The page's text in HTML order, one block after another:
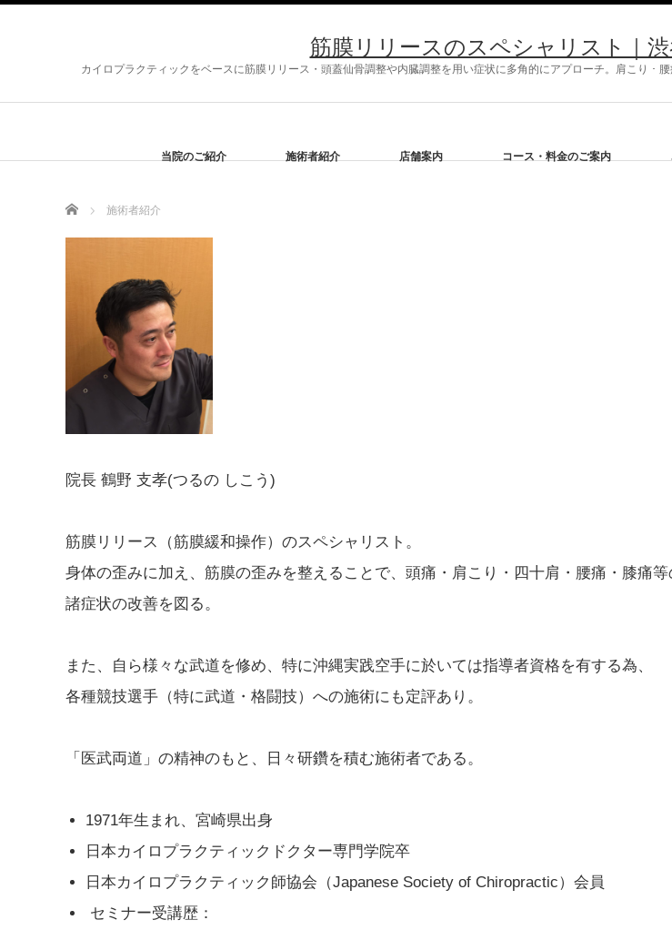
筋膜リリースのスペシャリスト｜
カイロプラクティックをベースに筋膜リリース・頭蓋仙骨調整や内臓調整を用い症状に多角的にアプローチ。肩こり ･
当院のご紹介 施術者紹介 店舗案内 コース・料金のご案内
Home 施術者紹介
院長 鶴野 支孝(つるの しこう)
筋膜リリース（筋膜緩和操作）のスペシャリスト。
身体の歪みに加え、筋膜の歪みを整えることで、頭痛・肩こり・四十肩・腰痛・膝痛等
諸症状の改善を図る。
また、自ら様々な武道を修め、特に沖縄実践空手に於いては指導者資格を有する為、
各種競技選手（特に武道・格闘技）への施術にも定評あり。
「医武両道」の精神のもと、日々研鑽を積む施術者である。
1971年生まれ、宮崎県出身
日本カイロプラクティックドクター専門学院卒
日本カイロプラクティック師協会（Japanese Society of Chiropractic）会員
セミナー受講歴：